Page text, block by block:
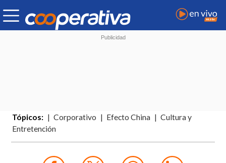
Tópicos: Corporativo Efecto China
Cultura y
Entretención